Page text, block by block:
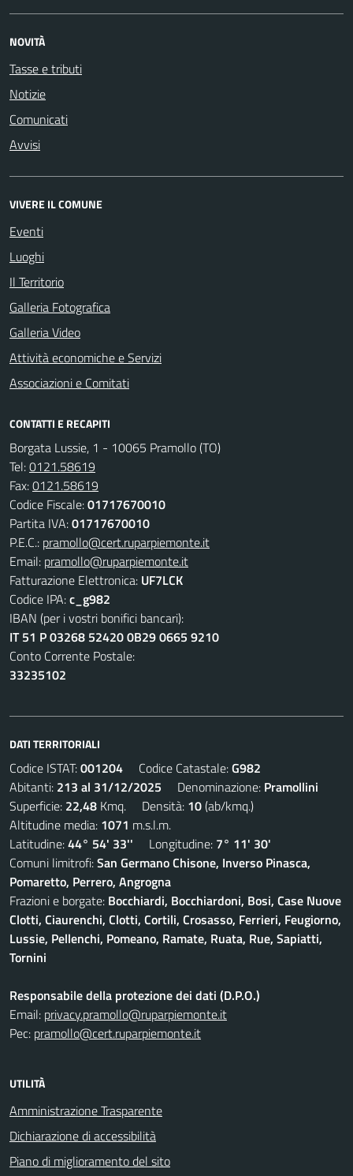
NOVITÀ
Tasse e tributi
Notizie
Comunicati
Avvisi
VIVERE IL COMUNE
Eventi
Luoghi
Il Territorio
Galleria Fotografica
Galleria Video
Attività economiche e Servizi
Associazioni e Comitati
CONTATTI E RECAPITI
Borgata Lussie, 1 - 10065 Pramollo (TO)
Tel:0121.58619
Fax:0121.58619
Codice Fiscale:01717670010
Partita IVA:01717670010
P.E.C.: pramollo@cert.ruparpiemonte.it
Email: pramollo@ruparpiemonte.it
Fatturazione Elettronica: UF7LCK
Codice IPA:c_g982
IBAN (per i vostri bonifici bancari):
IT 51 P 03268 52420 0B29 0665 9210
Conto Corrente Postale:
33235102
DATI TERRITORIALI
Codice ISTAT:001204 Codice Catastale:G982
Abitanti: 213 al 31/12/2025 Denominazione: Pramollini
Superficie: 22,48 Kmq. Densità: 10(ab/kmq.)
Altitudine media: 1071 m.s.l.m.
Latitudine:44° 54' 33'' Longitudine: 7° 11' 30'
Comuni limitrofi:San Germano Chisone, Inverso Pinasca,
Pomaretto, Perrero, Angrogna
Frazioni e borgate: Bocchiardi, Bocchiardoni, Bosi, Case Nuove
Clotti, Ciaurenchi, Clotti, Cortili, Crosasso, Ferrieri, Feugiorno,
Lussie, Pellenchi, Pomeano, Ramate, Ruata, Rue, Sapiatti,
Tornini
Responsabile della protezione dei dati (D.P.O.)
Email: privacy.pramollo@ruparpiemonte.it
Pec: pramollo@cert.ruparpiemonte.it
UTILITÀ
Amministrazione Trasparente
Dichiarazione di accessibilità
Piano di miglioramento del sito